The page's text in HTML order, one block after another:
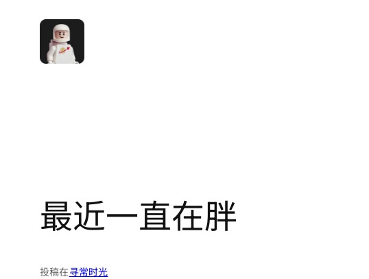
最近一直在胖
投稿在寻常时光